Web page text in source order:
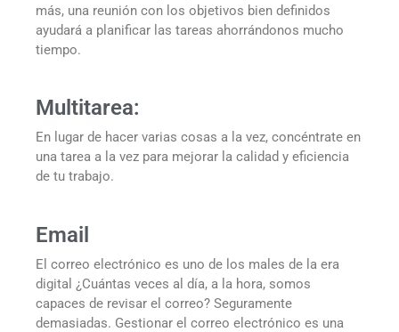
más, una reunión con los objetivos bien definidos
ayudará a planificar las tareas ahorrándonos mucho
tiempo.
Multitarea:
En lugar de hacer varias cosas a la vez, concéntrate en
una tarea a la vez para mejorar la calidad y eficiencia
de tu trabajo.
Email
El correo electrónico es uno de los males de la era
digital ¿Cuántas veces al día, a la hora, somos
capaces de revisar el correo? Seguramente
demasiadas. Gestionar el correo electrónico es una